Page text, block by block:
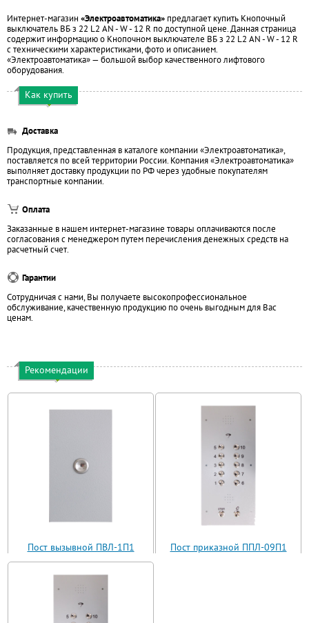
Интернет-магазин «Электроавтоматика» предлагает купить Кнопочный
выключатель ВБ з 22 L2 AN - W - 12 R по доступной цене. Данная страница
содержит информацию о Кнопочном выключателе ВБ з 22 L2 AN - W - 12 R
с техническими характеристиками, фото и описанием.
«Электроавтоматика» — большой выбор качественного лифтового
оборудования.
Как купить
Доставка
Продукция, представленная в каталоге компании «Электроавтоматика»,
поставляется по всей территории России. Компания «Электроавтоматика»
выполняет доставку продукции по РФ через удобные покупателям
транспортные компании.
Оплата
Заказанные в нашем интернет-магазине товары оплачиваются после
согласования с менеджером путем перечисления денежных средств на
расчетный счет.
Гарантии
Сотрудничая с нами, Вы получаете высокопрофессиональное
обслуживание, качественную продукцию по очень выгодным для Вас
ценам.
Рекомендации
Пост вызывной ПВЛ-1П1
(ВП11-1)
Пост приказной ППЛ-09П1